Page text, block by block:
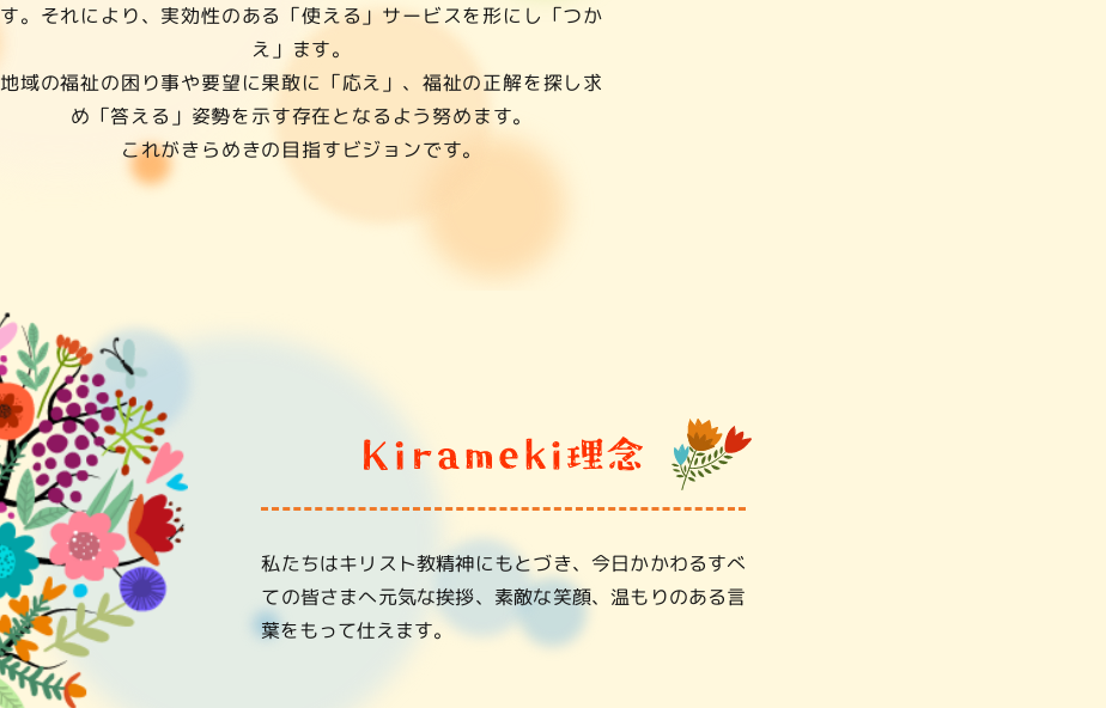
す。それにより、実効性のある「使える」サービスを形にし「つか
え」ます。
地域の福祉の困り事や要望に果敢に「応え」、福祉の正解を探し求
め「答える」姿勢を示す存在となるよう努めます。
これがきらめきの目指すビジョンです。
私たちはキリスト教精神にもとづき、今日かかわるすべ
ての皆さまへ元気な挨拶、素敵な笑顔、温もりのある言
葉をもって仕えます。